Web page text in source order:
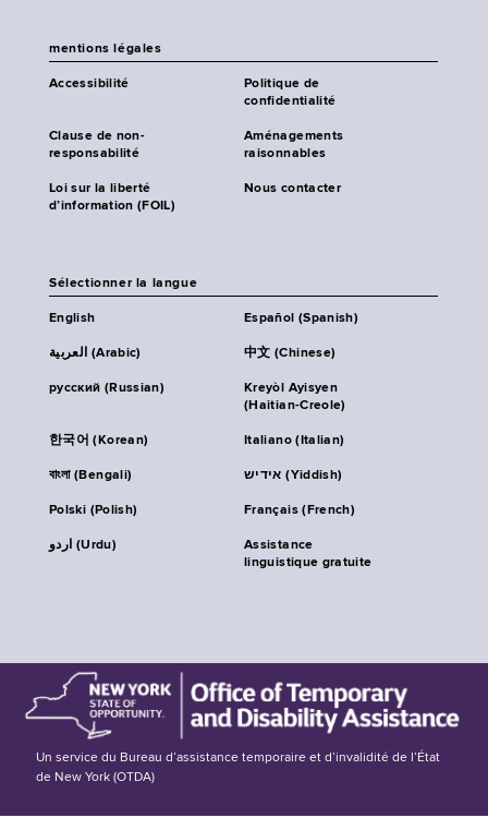
mentions légales
Accessibilité
Politique de
confidentialité
Clause de non-
responsabilité
Aménagements
raisonnables
Loi sur la liberté
d’information (FOIL)
Nous contacter
Sélectionner la langue
English Español (Spanish)
العربية (Arabic) 中文 (Chinese)
русский (Russian)
Kreyòl Ayisyen
(Haitian-Creole)
한국어 (Korean) Italiano (Italian)
বাংলা (Bengali) אידיש (Yiddish)
Polski (Polish) Français (French)
اردو (Urdu)
Assistance
linguistique gratuite
Un service du Bureau d’assistance temporaire et d’invalidité de l’État
de New York (OTDA)